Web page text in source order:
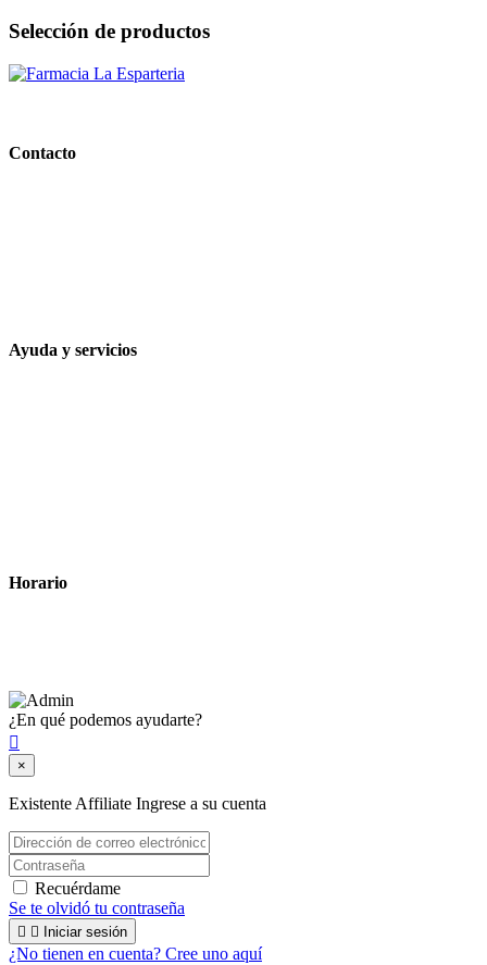
Selección de productos
Contacto
Ayuda y servicios
Horario
¿En qué podemos ayudarte?

×
Existente Affiliate Ingrese a su cuenta
Recuérdame
Se te olvidó tu contraseña
  Iniciar sesión
¿No tienen en cuenta? Cree uno aquí